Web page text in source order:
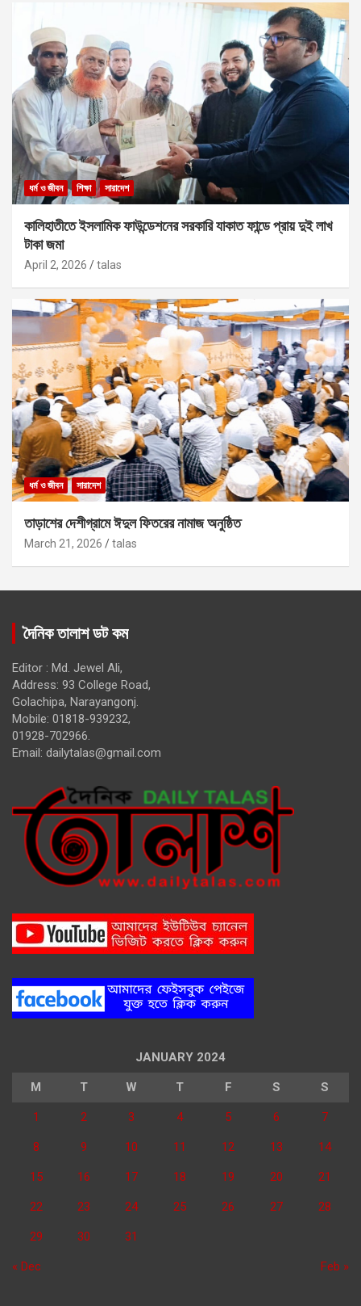
ধর্ম ও জীবন শিক্ষা সারাদেশ
কালিহাতীতে ইসলামিক ফাউন্ডেশনের সরকারি যাকাত ফান্ডে প্রায় দুই লাখ
টাকা জমা
April 2, 2026 talas
ধর্ম ও জীবন সারাদেশ
তাড়াশের দেশীগ্রামে ঈদুল ফিতরের নামাজ অনুষ্ঠিত
March 21, 2026 talas
দৈনিক তালাশ ডট কম
Editor : Md. Jewel Ali,
Address: 93 College Road,
Golachipa, Narayangonj.
Mobile: 01818-939232,
01928-702966.
Email: dailytalas@gmail.com
JANUARY 2024
M T W T F S S
1 2 3 4 5 6 7
8 9 10 11 12 13 14
15 16 17 18 19 20 21
22 23 24 25 26 27 28
29 30 31
« Dec Feb »